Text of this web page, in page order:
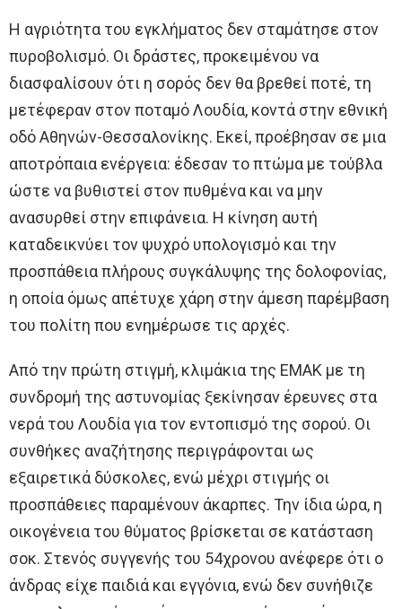
Η αγριότητα του εγκλήματος δεν σταμάτησε στον
πυροβολισμό. Οι δράστες, προκειμένου να
διασφαλίσουν ότι η σορός δεν θα βρεθεί ποτέ, τη
μετέφεραν στον ποταμό Λουδία, κοντά στην εθνική
οδό Αθηνών-Θεσσαλονίκης. Εκεί, προέβησαν σε μια
αποτρόπαια ενέργεια: έδεσαν το πτώμα με τούβλα
ώστε να βυθιστεί στον πυθμένα και να μην
ανασυρθεί στην επιφάνεια. Η κίνηση αυτή
καταδεικνύει τον ψυχρό υπολογισμό και την
προσπάθεια πλήρους συγκάλυψης της δολοφονίας,
η οποία όμως απέτυχε χάρη στην άμεση παρέμβαση
του πολίτη που ενημέρωσε τις αρχές.
Από την πρώτη στιγμή, κλιμάκια της ΕΜΑΚ με τη
συνδρομή της αστυνομίας ξεκίνησαν έρευνες στα
νερά του Λουδία για τον εντοπισμό της σορού. Οι
συνθήκες αναζήτησης περιγράφονται ως
εξαιρετικά δύσκολες, ενώ μέχρι στιγμής οι
προσπάθειες παραμένουν άκαρπες. Την ίδια ώρα, η
οικογένεια του θύματος βρίσκεται σε κατάσταση
σοκ. Στενός συγγενής του 54χρονου ανέφερε ότι ο
άνδρας είχε παιδιά και εγγόνια, ενώ δεν συνήθιζε